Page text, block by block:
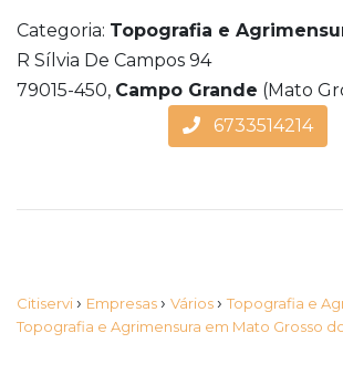
Categoria: Topografia e
R Sílvia De Campos 94
79015-450, Campo Grande (Mato
6733514214
Citiservi › Empresas › Vários › Topografia e
Topografia e Agrimensura em Mato Grosso